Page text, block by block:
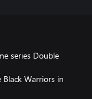
series Double
Warriors in